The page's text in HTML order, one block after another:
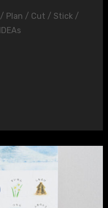
/ Plan / Cut / Stick /